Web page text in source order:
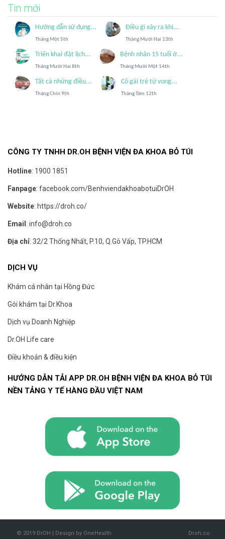
Tin mới
Hướng dẫn sử dụng...
Tháng Một 5th
Điều gì xảy ra khi...
Tháng Mười Hai 13th
Triển khai đặt lịch...
Tháng Mười Hai 8th
Bệnh nhân 15 tuổi ở...
Tháng Mười Một 14th
Tất cả những điều...
Tháng Chín 9th
Cô gái trẻ tử vong...
Tháng Tám 12th
CÔNG TY TNHH DR.OH BỆNH VIỆN ĐA KHOA BỎ TÚI
Hotline: 1900 1851
Fanpage: facebook.com/BenhviendakhoabotuiDrOH
Website: https://droh.co/
Email : info@droh.co
Địa chỉ: 32/2 Thống Nhất, P.10, Q.Gò Vấp, TP.HCM
DỊCH VỤ
Khám cá nhân tại Hồng Đức
Gói khám tại Dr.Khoa
Dịch vụ Doanh Nghiệp
Dr.OH Life care
Điều khoản & điều kiện
HƯỚNG DẪN TẢI APP DR.OH BỆNH VIỆN ĐA KHOA BỎ TÚI
NỀN TẢNG Y TẾ HÀNG ĐẦU VIỆT NAM
© 2019 DrOH | Design by OneHealth Droh.co